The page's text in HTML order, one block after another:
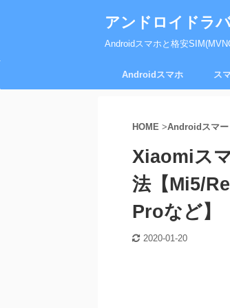
アンドロイドラ
Androidスマホと格安
Androidスマホ ス
HOME >Androidスマー
Xiaomiス
法【Mi5/
Proなど】
2020-01-20